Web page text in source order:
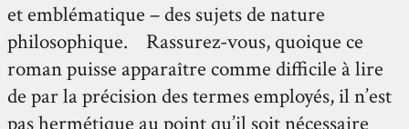
et emblématique – des sujets de nature
philosophique. Rassurez-vous, quoique ce
roman puisse apparaître comme difficile à lire
de par la précision des termes employés, il n’est
pas hermétique au point qu’il soit nécessaire